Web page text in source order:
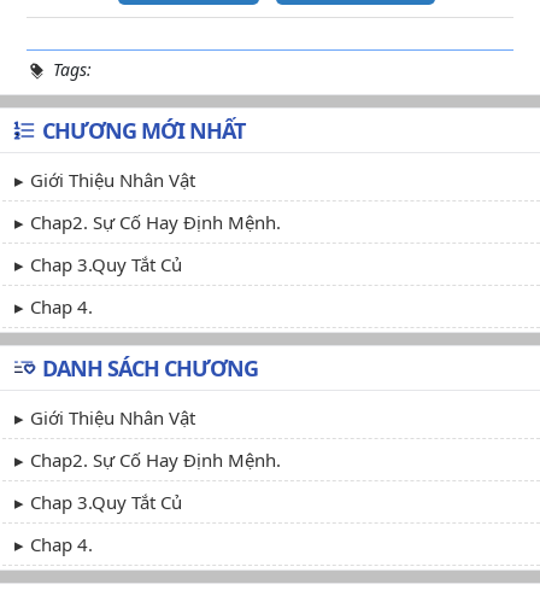
Tags:
CHƯƠNG MỚI NHẤT
Giới Thiệu Nhân Vật
Chap2. Sự Cố Hay Định Mệnh.
Chap 3.quy Tắt Củ
Chap 4.
DANH SÁCH CHƯƠNG
Giới Thiệu Nhân Vật
Chap2. Sự Cố Hay Định Mệnh.
Chap 3.quy Tắt Củ
Chap 4.